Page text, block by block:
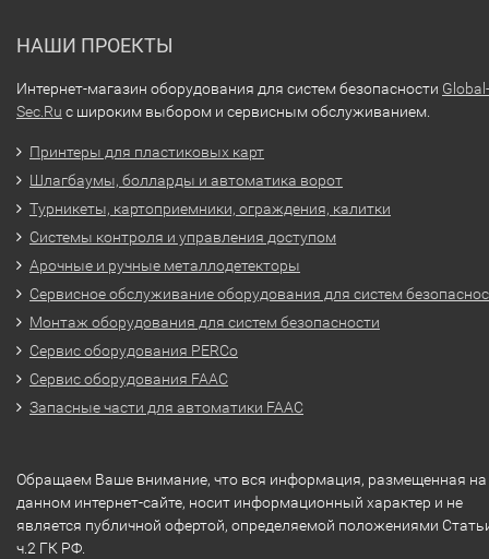
НАШИ ПРОЕКТЫ
Интернет-магазин оборудования для систем безопасности Global-
Sec.Ru с широким выбором и сервисным обслуживанием.
Принтеры для пластиковых карт
Шлагбаумы, болларды и автоматика ворот
Турникеты, картоприемники, ограждения, калитки
Системы контроля и управления доступом
Арочные и ручные металлодетекторы
Сервисное обслуживание оборудования для систем
Монтаж оборудования для систем безопасности
Сервис оборудования PERCo
Сервис оборудования FAAC
Запасные части для автоматики FAAC
Обращаем Ваше внимание, что вся информация, размещенная на
данном интернет-сайте, носит информационный характер и не
является публичной офертой, определяемой положениями
ч.2 ГК РФ.